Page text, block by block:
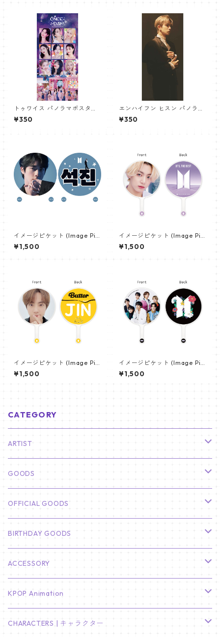
トゥワイス パノラマポスター
(TWICE Poster) 700*330m
m 【Twice-03】
¥350
エンハイフン ヒスン パノラマ
ポスター (ENHYPEN HEESEU
NG Poster) 700*330mm
¥350
イメージピケット (Image Pic
ket) うちわ - ジン (JIN-16)
¥1,500
イメージピケット (Image Pic
ket) うちわ - ジョングク (JU
NGKOOK_07)
¥1,500
イメージピケット (Image Pic
ket) うちわ - ジン (JIN-03)
¥1,500
イメージピケット (Image Pic
ket) うちわ - 防弾少年団 (BTS
_01)
¥1,500
CATEGORY
ARTIST
俳優
CHA EUN WOO
BTS
JIN
SEVENTEEN
S.COUPS
Stray Kids
バンチャン
TXT
ヨンジュン
ENHYPEN
GOODS
カレンダー
壁掛けカレンダー
フォトカードセット(60枚入り)
韓国語単語カード
プレミアム写真集
ステッカー&粘着メモ紙セット
OFFICIAL GOODS
LIGHT STICK
Light Stick Pouch
BT21
Stray Kids
MANIAC ENCORE
SKZOO
BIRTHDAY GOODS
01/01 WINTER
01/16 SEUNGKWAN
02/01 DOYOUNG
ACCESSORY
PIERCE
EARRING
KPOP Animation
KPop Demon Hunters
CHARACTERS | キャラクター